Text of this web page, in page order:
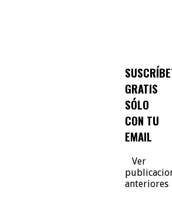
GRATIS
SÓLO
CON TU
EMAIL
Ver
anteriores